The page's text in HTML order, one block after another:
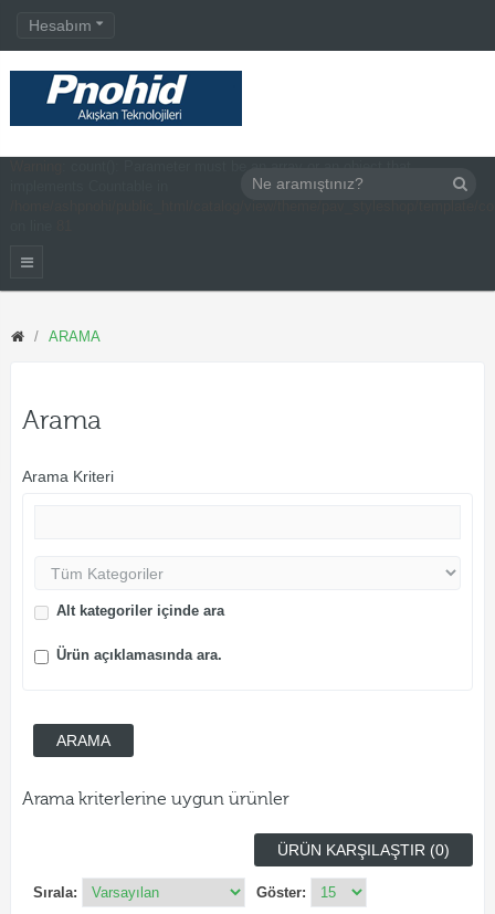
Hesabım
ARAMA
Arama
Arama Kriteri
Alt kategoriler içinde ara
Ürün açıklamasında ara.
Arama kriterlerine uygun ürünler
ÜRÜN KARŞILAŞTIR (0)
Sırala: Göster: